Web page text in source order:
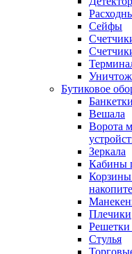
Сейфы
Бутиковое
Банкетки
Вешала
Ворота
Зеркала
Кабины
Корзины
Плечики
Стулья